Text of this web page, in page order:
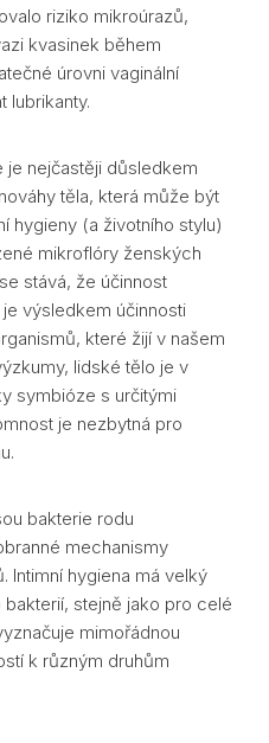
riziko mikroúrazů,
kvasinek během
úrovni vaginální
lubrikanty.
je nejčastěji důsledkem
těla, která může být
hygieny (a životního stylu)
mikroflóry ženských
stává, že účinnost
výsledkem účinnosti
které žijí v našem
lidské tělo je v
symbióze s určitými
je nezbytná pro
bakterie rodu
mechanismy
Intimní hygiena má velký
stejně jako pro celé
mimořádnou
k různým druhům